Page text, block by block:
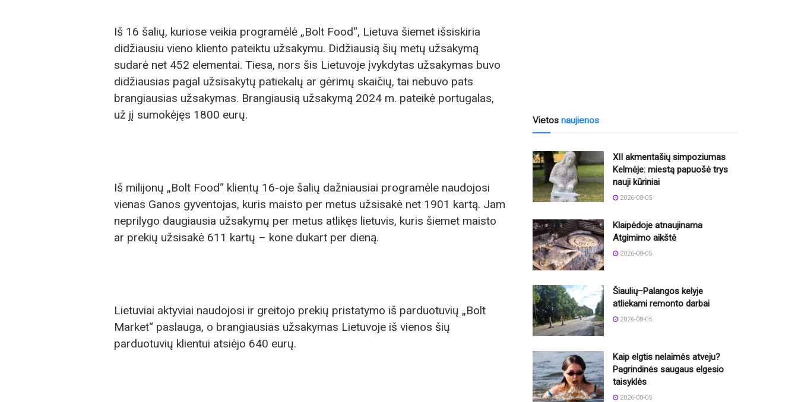
Iš 16 šalių, kuriose veikia programėlė „Bolt Food“, Lietuva šiemet išsiskiria
didžiausiu vieno kliento pateiktu užsakymu. Didžiausią šių metų užsakymą
sudarė net 452 elementai. Tiesa, nors šis Lietuvoje įvykdytas užsakymas buvo
didžiausias pagal užsisakytų patiekalų ar gėrimų skaičių, tai nebuvo pats
brangiausias užsakymas. Brangiausią užsakymą 2024 m. pateikė portugalas,
už jį sumokėjęs 1800 eurų.
Iš milijonų „Bolt Food“ klientų 16-oje šalių dažniausiai programėle naudojosi
vienas Ganos gyventojas, kuris maisto per metus užsisakė net 1901 kartą. Jam
neprilygo daugiausia užsakymų per metus atlikęs lietuvis, kuris šiemet maisto
ar prekių užsisakė 611 kartų – kone dukart per dieną.
Lietuviai aktyviai naudojosi ir greitojo prekių pristatymo iš parduotuvių „Bolt
Market“ paslauga, o brangiausias užsakymas Lietuvoje iš vienos šių
parduotuvių klientui atsiėjo 640 eurų.
Vietos naujienos
XII akmentašių simpoziumas
Kelmėje: miestą papuošė trys
nauji kūriniai
2026-08-05
Klaipėdoje atnaujinama
Atgimimo aikštė
2026-08-05
Šiaulių–Palangos kelyje
atliekami remonto darbai
2026-08-05
Kaip elgtis nelaimės atveju?
Pagrindinės saugaus elgesio
taisyklės
2026-08-05